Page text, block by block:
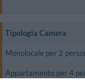
Tipologia Camera
Monolocale per 2
Appartamento per 4